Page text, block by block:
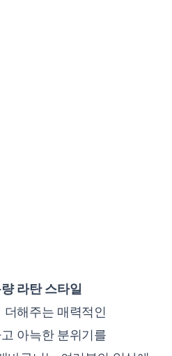
라탄 스타일
해주는 매력적인
아늑한 분위기를